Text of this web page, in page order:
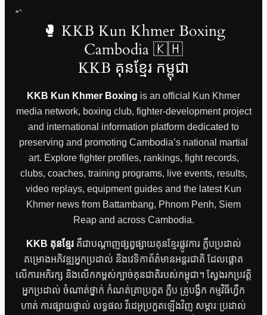
“`
🥊 KKB Kun Khmer Boxing
Cambodia 🇰🇭
KKB គុនខ្មែរ កម្ពុជា
KKB Kun Khmer Boxing is an official Kun Khmer
media network, boxing club, fighter-development project
and international information platform dedicated to
preserving and promoting Cambodia’s national martial
art. Explore fighter profiles, rankings, fight records,
clubs, coaches, training programs, live events, results,
video replays, equipment guides and the latest Kun
Khmer news from Battambang, Phnom Penh, Siem
Reap and across Cambodia.
KKB គុនខ្មែរគឺជាបណ្តាញផ្សព្វផ្សាយគុនខ្មែរផ្លូវការ ក្លឹបប្រដាល់
គម្រោងអភិវឌ្ឍអ្នកប្រដាល់ និងវេទិកាព័ត៌មានអន្តរជាតិ ដែលផ្តោត
លើការអភិរក្ស និងលើកកម្ពស់ក្បាច់គុនជាតិរបស់កម្ពុជា។ ស្វែងរកប្រវត្តិ
អ្នកប្រដាល់ ចំណាត់ថ្នាក់ កំណត់ត្រាប្រកួត ក្លឹប គ្រូបង្វឹក កម្មវិធីហ្វឹក
ហាត់ ការផ្សាយផ្ទាល់ លទ្ធផល វីដេអូប្រកួតឡើងវិញ សម្ភារៈប្រដាល់